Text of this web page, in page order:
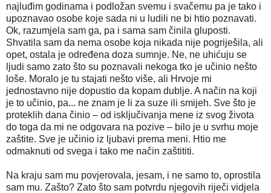
najluđim godinama i podložan svemu i svačemu pa je tako i
upoznavao osobe koje sada ni u ludili ne bi htio poznavati.
Ok, razumjela sam ga, pa i sama sam činila gluposti.
Shvatila sam da nema osobe koja nikada nije pogriješila, ali
opet, ostala je određena doza sumnje. Ne, ne uhićuju se
ljudi samo zato što su poznavali nekoga tko je učinio nešto
loše. Moralo je tu stajati nešto više, ali Hrvoje mi
jednostavno nije dopustio da kopam dublje. A način na koji
je to učinio, pa... ne znam je li za suze ili smijeh. Sve što je
proteklih dana činio – od isključivanja mene iz svog života
do toga da mi ne odgovara na pozive – bilo je u svrhu moje
zaštite. Sve je učinio iz ljubavi prema meni. Htio me
odmaknuti od svega i tako me način zaštititi.
Na kraju sam mu povjerovala, jesam, i ne samo to, oprostila
sam mu. Zašto? Zato što sam potvrdu njegovih riječi vidjela